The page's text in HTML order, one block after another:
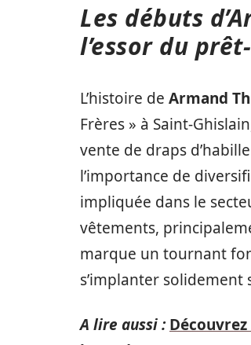
Les débuts
l’essor du
L’histoire de Armand
Frères » à Saint-
vente de draps
l’importance de
impliquée dans le
vêtements,
marque un tournant
s’implanter solidement
A lire aussi :